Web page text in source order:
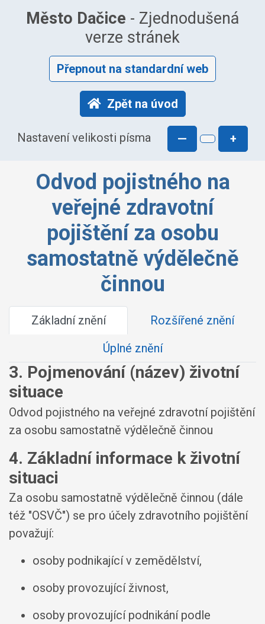
Město Dačice - Zjednodušená
verze stránek
Přepnout na standardní web
Zpět na úvod
Nastavení velikosti písma — +
Odvod pojistného na
veřejné zdravotní
pojištění za osobu
samostatně výdělečně
činnou
Základní znění
Rozšířené znění
Úplné znění
3. Pojmenování (název) životní
situace
Odvod pojistného na veřejné zdravotní pojištění
za osobu samostatně výdělečně činnou
4. Základní informace k životní
situaci
Za osobu samostatně výdělečně činnou (dále
též "OSVČ") se pro účely zdravotního pojištění
považují:
osoby podnikající v zemědělství,
osoby provozující živnost,
osoby provozující podnikání podle